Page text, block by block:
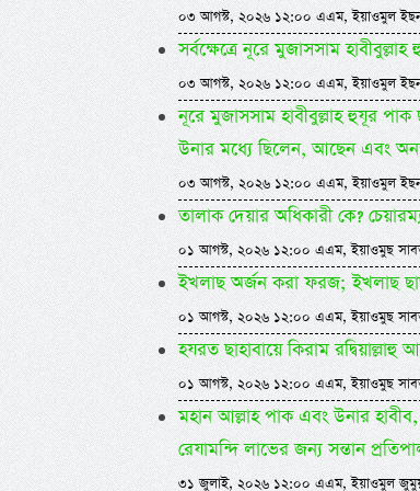
০৩ আগস্ট, ২০২৬ ১২:০০ এএম, ইয়াওমুল
সর্বক্ষেত্রে নূরে মুজাসসাম
০৩ আগস্ট, ২০২৬ ১২:০০ এএম, ইয়াওমুল
নূরে মুজাসসাম হাবীবুল্লাহ হুযূর
উনার মধ্যে ছিলেন, আছেন এবং
০৩ আগস্ট, ২০২৬ ১২:০০ এএম, ইয়াওমুল
তালাক দেয়ার অধিকারী কে?
০১ আগস্ট, ২০২৬ ১২:০০ এএম, ইয়াওমুছ
ইখলাছ অর্জন করা ফরজ; ইখলাছ
০১ আগস্ট, ২০২৬ ১২:০০ এএম, ইয়াওমুছ
হযরত ছাহাবায়ে কিরাম
০১ আগস্ট, ২০২৬ ১২:০০ এএম, ইয়াওমুছ
মহান আল্লাহ পাক এবং উনার হাবীব,
রেযামন্দি লাভের জন্য সন্তান
৩১ জুলাই, ২০২৬ ১২:০০ এএম, ইয়াওমুল